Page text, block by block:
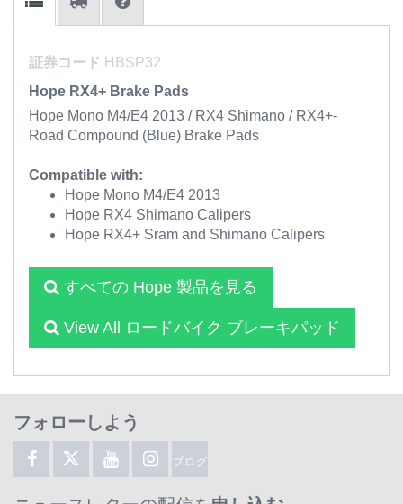
証券コード HBSP32
Hope RX4+ Brake Pads
Hope Mono M4/E4 2013 / RX4 Shimano / RX4+-
Road Compound (Blue) Brake Pads
Compatible with:
Hope Mono M4/E4 2013
Hope RX4 Shimano Calipers
Hope RX4+ Sram and Shimano Calipers
すべての Hope 製品を見る
View All ロードバイク ブレーキパッド
フォローしよう
ブログ